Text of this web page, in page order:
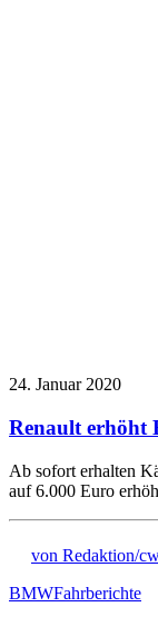
24. Januar 2020
Renault erhöht
Ab sofort erhalten
auf 6.000 Euro
von Redaktion/
BMWFahrberichte